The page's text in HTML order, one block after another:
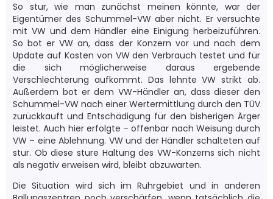
So stur, wie man zunächst meinen könnte, war der
Eigentümer des Schummel-VW aber nicht. Er versuchte
mit VW und dem Händler eine Einigung herbeizuführen.
So bot er VW an, dass der Konzern vor und nach dem
Update auf Kosten von VW den Verbrauch testet und für
die sich möglicherweise daraus ergebende
Verschlechterung aufkommt. Das lehnte VW strikt ab.
Außerdem bot er dem VW-Händler an, dass dieser den
Schummel-VW nach einer Wertermittlung durch den TÜV
zurückkauft und Entschädigung für den bisherigen Ärger
leistet. Auch hier erfolgte – offenbar nach Weisung durch
VW – eine Ablehnung. VW und der Händler schalteten auf
stur. Ob diese sture Haltung des VW-Konzerns sich nicht
als negativ erweisen wird, bleibt abzuwarten.
Die Situation wird sich im Ruhrgebiet und in anderen